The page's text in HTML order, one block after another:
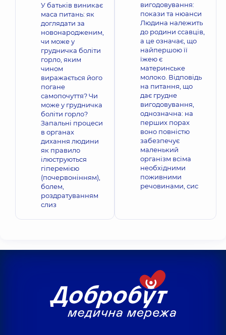
У батьків виникає
маса питань: як
доглядати за
новонародженим,
чи може у
грудничка боліти
горло, яким
чином
виражається його
погане
самопочуття? Чи
може у грудничка
боліти горло?
Запальні процеси
в органах
дихання людини
як правило
ілюструються
гіперемією
(почервонінням),
болем,
роздратуванням
слиз
вигодовування:
покази та нюанси
Людина належить
до родини ссавців,
а це означає, що
найпершою її
їжею є
материнське
молоко. Відповідь
на питання, що
дає грудне
вигодовування,
однозначна: на
перших порах
воно повністю
забезпечує
маленький
організм всіма
необхідними
поживними
речовинами, сис